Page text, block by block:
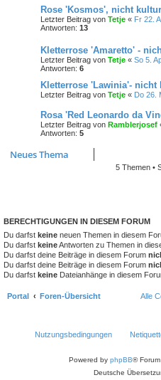
Rose 'Kosmos', nicht
Letzter Beitrag von Tetje « Fr 22.
Antworten: 13
Kletterrose 'Amaretto' -
Letzter Beitrag von Tetje « So 5.
Antworten: 6
Kletterrose 'Lawinia'- nicht
Letzter Beitrag von Tetje « Do 26.
Rosa 'Red Leonardo da
Letzter Beitrag von Ramblerjosef
Antworten: 5
Neues Thema
5 Themen •
BERECHTIGUNGEN IN DIESEM FORUM
Du darfst keine neuen Themen in diesem
Du darfst keineAntworten zu Themen in
Du darfst deine Beiträge in diesem Forum
Du darfst deine Beiträge in diesem Forum
Du darfst keine Dateianhänge in diesem
Portal Foren-Übersicht Alle
Nutzungsbedingungen
Powered by phpBB®
Deutsche